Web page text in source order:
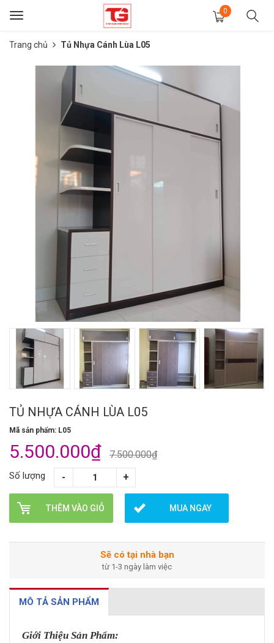
Toggle
0
Trang chủ Tủ Nhựa Cánh Lùa L05
TỦ NHỰA CÁNH LÙA L05
Mã sản phẩm: L05
5.500.000₫ 7.500.000₫
Số lượng
THÊM VÀO GIỎ MUA NGAY
Sẽ có tại nhà bạn
từ 1-3 ngày làm việc
MÔ TẢ SẢN PHẨM
Giới Thiệu Sản Phẩm: